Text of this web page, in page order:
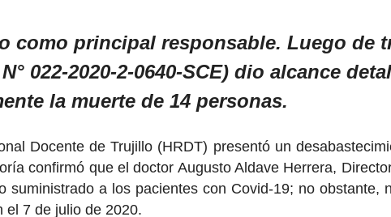
como principal responsable. Luego de
022-2020-2-0640-SCE) dio alcance
la muerte de 14 personas.
Docente de Trujillo (HRDT) presentó un
confirmó que el doctor Augusto Aldave Herrera,
suministrado a los pacientes con Covid-19; no
el 7 de julio de 2020.